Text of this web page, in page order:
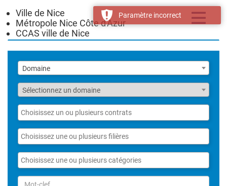
Toggle
Ville de Nice
Métropole Nice Côte d'Azur
CCAS ville de Nice
Liste
des
domaines
Domaine
Fonction
Sélectionnez un domaine
Liste
des
contrats
Liste
des
filières
Liste
des
catégories
Rechercher
Paramètre incorrect